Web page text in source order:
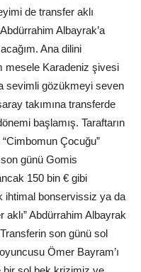
de transfer aklı
Albayrak’a
Ana dilini
mesele Karadeniz şivesi
sevimli gözükmeyi seven
takımına transferde
başlamış. Taraftarın
Çocuğu”
günü Gomis
150 bin € gibi
ihtimal bonservissiz ya da
aklı” Abdürrahim Albayrak
son günü sol
Ömer Bayram’ı